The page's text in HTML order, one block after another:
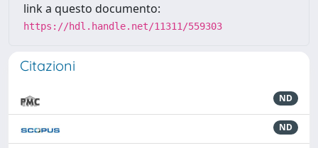
link a questo documento:
https://hdl.handle.net/11311/559303
Citazioni
ND
ND